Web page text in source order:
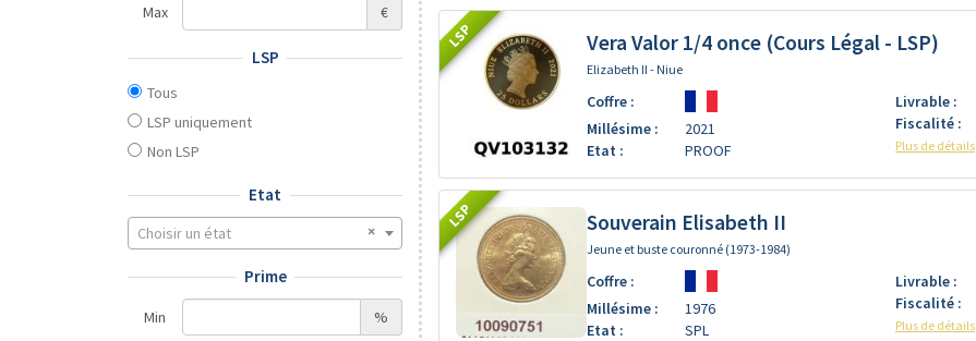
Max €
LSP
Tous
LSP uniquement
Non LSP
Etat
Choisir un état
Prime
Min %
LSP Vera Valor 1/4 once (Cours Légal - LSP)
Elizabeth II - Niue
Coffre :
Millésime :
2021
Etat :
PROOF
Livrable :
Fiscalité :
Plus de détails
LSP Souverain Elisabeth II
Jeune et buste couronné (1973-1984)
Coffre :
Millésime :
1976
Etat :
SPL
Livrable :
Fiscalité :
Plus de détails